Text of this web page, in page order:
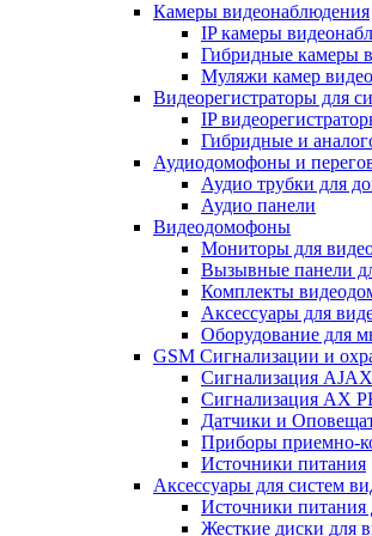
Камеры видеонаблюдения
IP камеры
Гибридные камеры
Муляжи камер
Видеорегистраторы для
IP
Гибридные и
Аудиодомофоны и
Аудио трубки для
Аудио панели
Видеодомофоны
Мониторы для
Вызывные панели
Комплекты
Аксессуары для
Оборудование для
GSM Сигнализации и
Сигнализация AJAX
Сигнализация AX
Датчики и
Приборы приемно-
Источники питания
Аксессуары для систем
Источники питания
Жесткие диски для